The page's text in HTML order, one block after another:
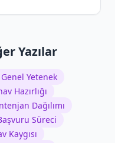
Yazılar
Genel Yetenek
Hazırlığı
Dağılımı
Süreci
Kaygısı